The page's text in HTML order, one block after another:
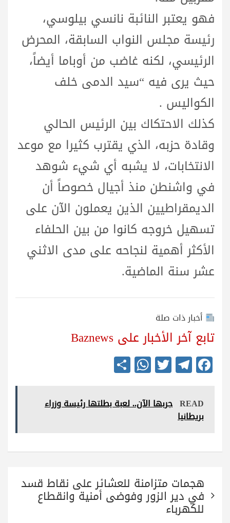
فهو يعتبر النائبة نانسي بيلوسي،
رئيسة مجلس النواب السابقة، المحرض
الرئيسي، لكنه غاضب من أوباما أيضاً،
حيث يرى فيه “سيد الدمى خلف
الكواليس .
كذلك الاحتكاك بين الرئيس الحالي
وقادة حزبه، الذي يقترب كثيرا مع موعد
الانتخابات، لا يشبه أي شيء شوهد
في واشنطن منذ أجيال خصوصاً أن
الديمقراطيين الذين يعملون الآن على
تسهيل خروجه كانوا من بين الحلفاء
الأكثر أهمية لنجاحه على مدى الاثني
عشر سنة الماضية.
أخبار ذات صلة
تابع آخر الأخبار على Baznews
Fa
ce
bo
ok
Te
le
gr
a
T
wi
tte
r
W
ha
ts
A
re READ جربها الآن.. لعبة بطلتها رئيسة وزراء
بريطانيا
المقالات
هجمات متزامنة للعشائر على نقاط قسد
في دير الزور وفوضى أمنية وانقطاع
للكهرباء